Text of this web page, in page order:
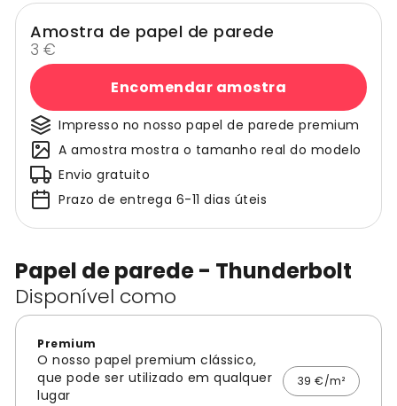
Papel de parede - Thunderbolt
Disponível como
Premium
O nosso papel premium clássico,
que pode ser utilizado em qualquer
lugar
39 €/m²
Amostra de papel de parede
3 €
Encomendar amostra
Impresso no nosso papel de parede premium
A amostra mostra o tamanho real do modelo
Envio gratuito
Prazo de entrega 6-11 dias úteis